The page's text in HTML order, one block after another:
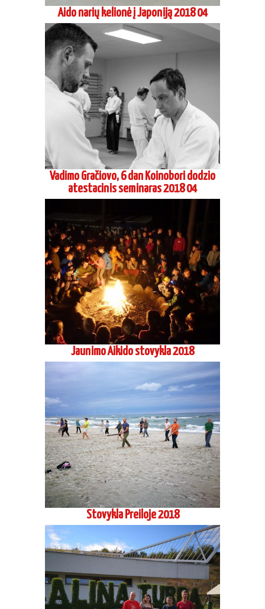
Aido narių kelionė į Japoniją 2018 04
Vadimo Gračiovo, 6 dan Koinobori dodzio
atestacinis seminaras 2018 04
Jaunimo Aikido stovykla 2018
Stovykla Preiloje 2018